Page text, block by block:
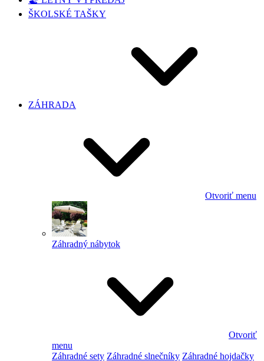
ŠKOLSKÉ TAŠKY
ZÁHRADA
Otvoriť menu
Záhradný nábytok
Otvoriť
menu
Záhradné sety Záhradné slnečníky Záhradné hojdačky